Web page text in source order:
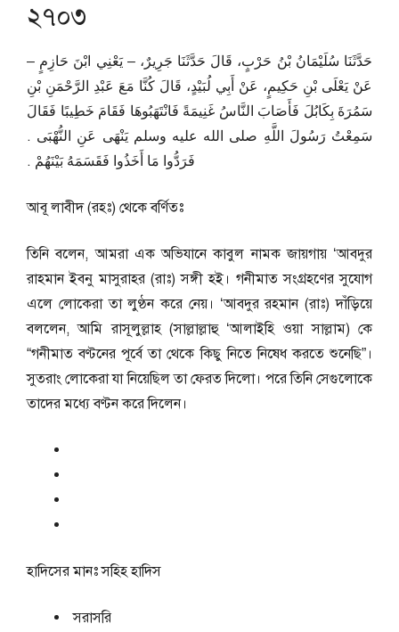
২৭০৩
حَدَّثَنَا سُلَيْمَانُ بْنُ حَرْبٍ، قَالَ حَدَّثَنَا جَرِيرٌ، – يَعْنِي ابْنَ حَازِمٍ –
عَنْ يَعْلَى بْنِ حَكِيمٍ، عَنْ أَبِي لُبَيْدٍ، قَالَ كُنَّا مَعَ عَبْدِ الرَّحْمَنِ بْنِ
سَمُرَةَ بِكَابُلَ فَأَصَابَ النَّاسُ غَنِيمَةً فَانْتَهَبُوهَا فَقَامَ خَطِيبًا فَقَالَ
سَمِعْتُ رَسُولَ اللَّهِ صلى الله عليه وسلم يَنْهَى عَنِ النُّهْبَى ‏.‏
فَرَدُّوا مَا أَخَذُوا فَقَسَمَهُ بَيْنَهُمْ ‏.‏
আবূ লাবীদ (রহঃ) থেকে বর্ণিতঃ
তিনি বলেন, আমরা এক অভিযানে কাবুল নামক জায়গায় ‘আবদুর
রাহমান ইবনু মাসুরাহর (রাঃ) সঙ্গী হই। গনীমাত সংগ্রহণের সুযোগ
এলে লোকেরা তা লুণ্ঠন করে নেয়। ‘আবদুর রহমান (রাঃ) দাঁড়িয়ে
বললেন, আমি রাসূলুল্লাহ (সাল্লাল্লাহু ‘আলাইহি ওয়া সাল্লাম) কে
“গনীমাত বণ্টনের পূর্বে তা থেকে কিছু নিতে নিষেধ করতে শুনেছি”।
সুতরাং লোকেরা যা নিয়েছিল তা ফেরত দিলো। পরে তিনি সেগুলোকে
তাদের মধ্যে বণ্টন করে দিলেন।
হাদিসের মানঃসহিহ হাদিস
সরাসরি